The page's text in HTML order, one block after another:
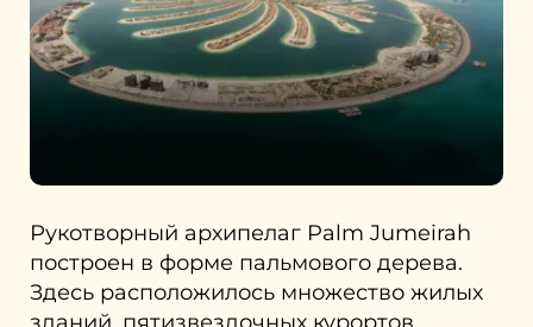
Рукотворный архипелаг Palm Jumeirah
построен в форме пальмового дерева.
Здесь расположилось множество жилых